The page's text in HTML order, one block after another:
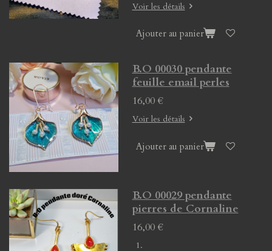
Voir les détails
Ajouter au panier
B.O 00030 pendante
feuille email perles
16,00 €
Voir les détails
Ajouter au panier
B.O 00029 pendante
pierres de Cornaline
16,00 €